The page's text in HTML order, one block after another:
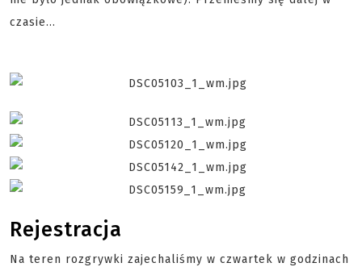
czasie...
Rejestracja
Na teren rozgrywki zajechaliśmy w czwartek w godzinach